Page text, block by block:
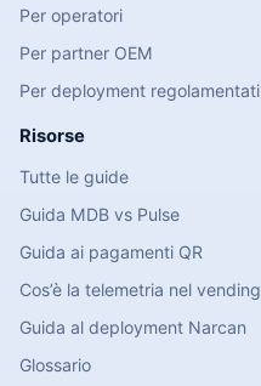
Per operatori
Per partner OEM
Per deployment regolamentati
Risorse
Tutte le guide
Guida MDB vs Pulse
Guida ai pagamenti QR
Cos’è la telemetria nel vending
Guida al deployment Narcan
Glossario